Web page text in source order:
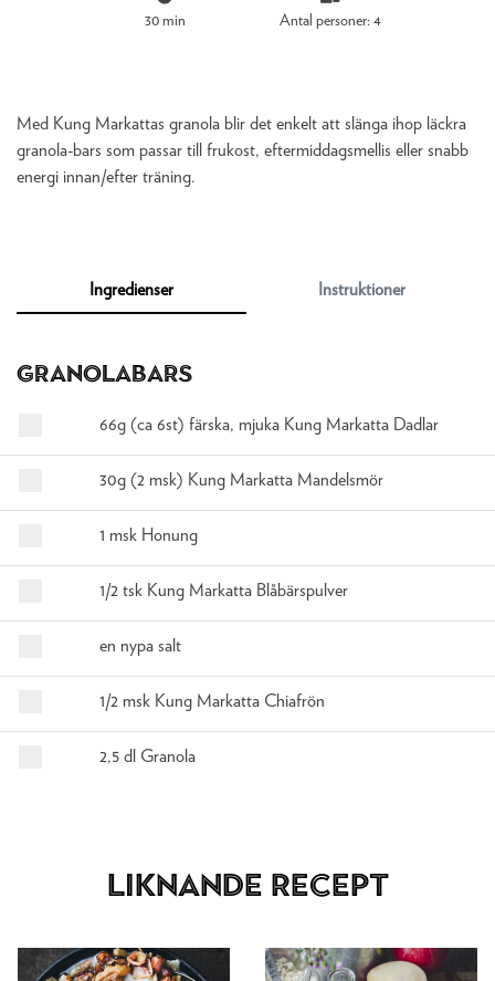
30 min Antal personer: 4
Med Kung Markattas granola blir det enkelt att slänga ihop läckra
granola-bars som passar till frukost, eftermiddagsmellis eller snabb
energi innan/efter träning.
Ingredienser Instruktioner
Granolabars
66g (ca 6st) färska, mjuka Kung Markatta Dadlar
30g (2 msk) Kung Markatta Mandelsmör
1 msk Honung
1/2 tsk Kung Markatta Blåbärspulver
en nypa salt
1/2 msk Kung Markatta Chiafrön
2,5 dl Granola
Liknande recept